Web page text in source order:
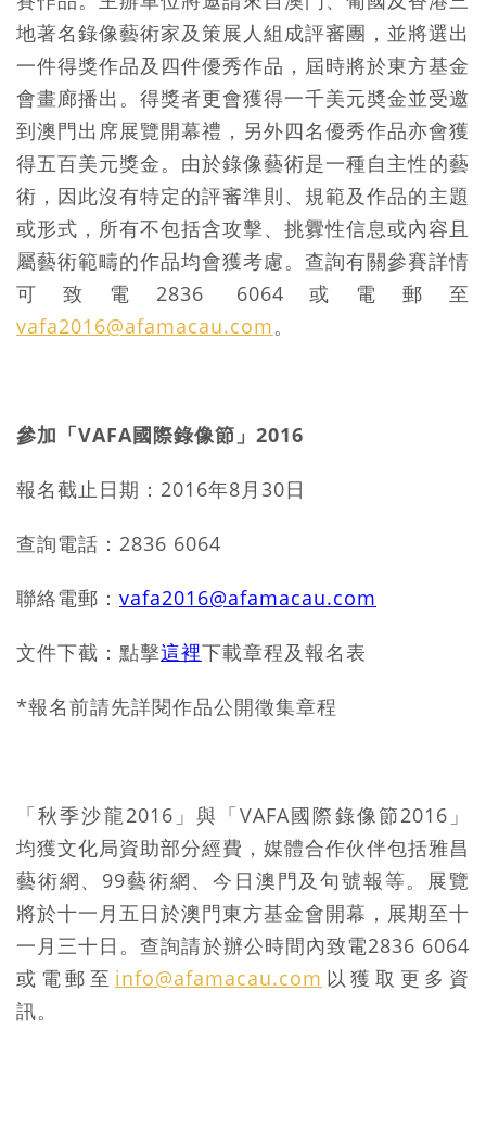
地著名錄像藝術家及策展人組成評審團，並將選出
一件得獎作品及四件優秀作品，屆時將於東方基金
會畫廊播出。得獎者更會獲得一千美元奬金並受邀
到澳門出席展覽開幕禮，另外四名優秀作品亦會獲
得五百美元獎金。由於錄像藝術是一種自主性的藝
術，因此沒有特定的評審準則、規範及作品的主題
或形式，所有不包括含攻擊、挑釁性信息或內容且
屬藝術範疇的作品均會獲考慮。查詢有關參賽詳情
可致電2836 6064或電郵至
vafa2016@afamacau.com。
參加「VAFA國際錄像節」2016
報名截止日期：2016年8月30日
查詢電話：2836 6064
聯絡電郵： vafa2016@afamacau.com
文件下截：點擊這裡下載章程及報名表
*報名前請先詳閱作品公開徵集章程
「秋季沙龍2016」與「VAFA國際錄像節2016」
均獲文化局資助部分經費，媒體合作伙伴包括雅昌
藝術網、99藝術網、今日澳門及句號報等。展覽
將於十一月五日於澳門東方基金會開幕，展期至十
一月三十日。查詢請於辦公時間內致電2836 6064
或電郵至 info@afamacau.com 以獲取更多資
訊。